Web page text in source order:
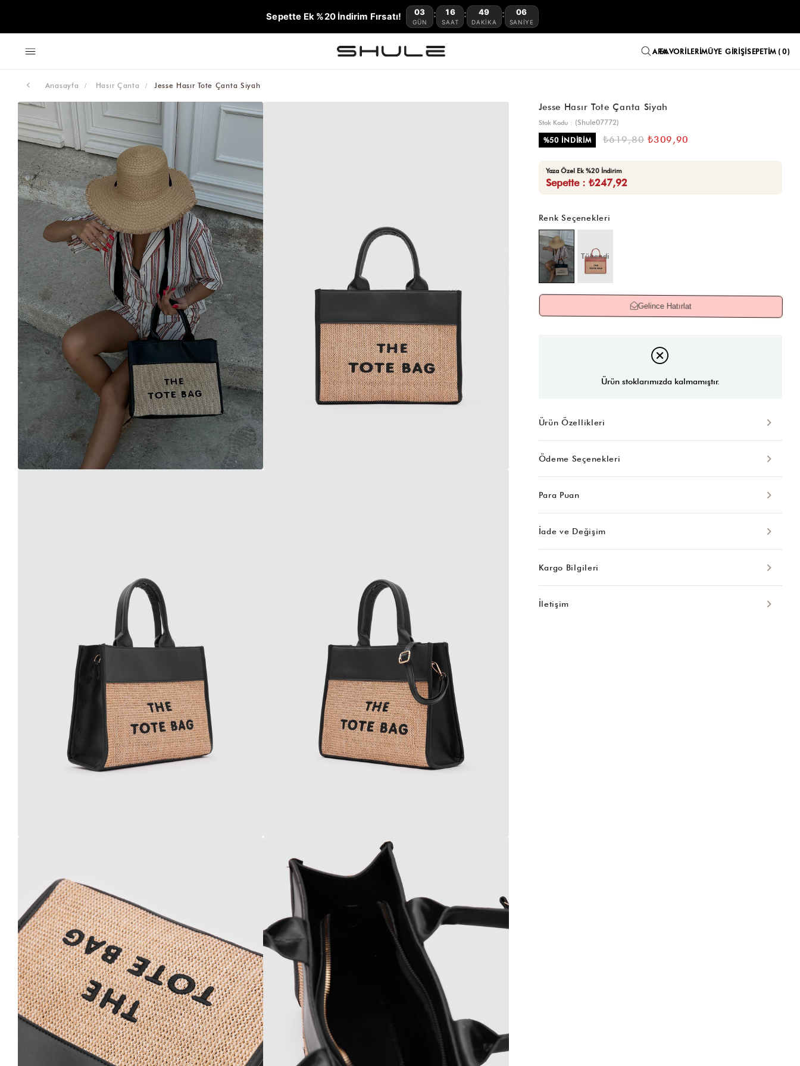
Sepette Ek %20 İndirim Fırsatı! 03
GÜN
: 16
SAAT
: 49
DAKIKA
: 05
SANIYE
FAVORILERIMÜYE GIRIŞISEPETIM 0
Anasayfa Hasır Çanta Jesse Hasır Tote Çanta Siyah
Jesse Hasır Tote Çanta Siyah
Stok Kodu
(Shule07772)
%50İNDIRIM ₺619,80 ₺309,90
Yaza Özel Ek %20 İndirim
Sepette : ₺247,92
Renk Seçenekleri
Tükendi Tükendi
Gelince Hatırlat
Ürün stoklarımızda kalmamıştır.
Ürün Özellikleri
Ödeme Seçenekleri
Para Puan
İade ve Değişim
Kargo Bilgileri
İletişim